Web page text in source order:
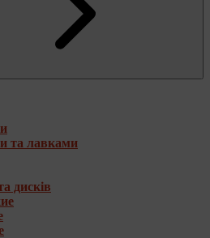
та лавками
дисків